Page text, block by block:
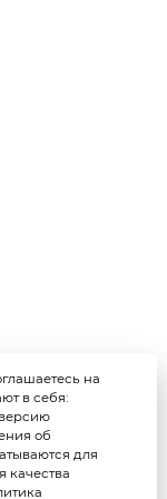
на
в себя:
об
для
качества